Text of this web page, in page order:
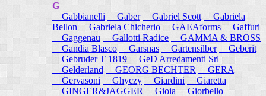
G
Gabbianelli
Gaber Gabriel Scott
Gabriela
Bellon
Gabriela Chicherio GAEAforms
Gaffuri
Gaggenau
Gallotti Radice
GAMMA & BROSS
Gandia Blasco
Garsnas Gartensilber
Geberit
Gebruder T 1819
GeD Arredamenti Srl
Gelderland
GEORG BECHTER
GERA
Gervasoni
Ghyczy Giardini
Giaretta
GINGER&JAGGER
Gioia
Giorbello